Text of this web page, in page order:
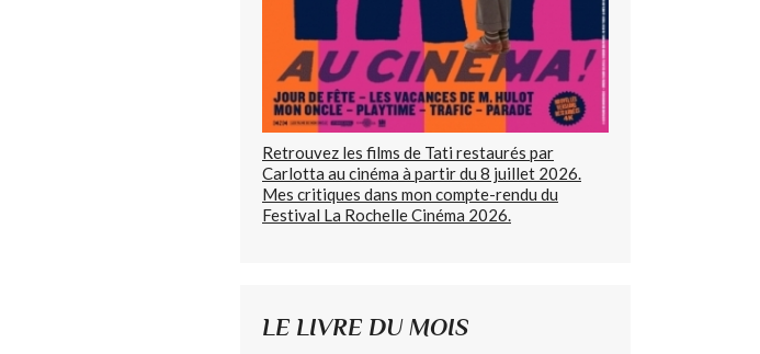
Retrouvez les films de Tati restaurés par
Carlotta au cinéma à partir du 8 juillet 2026.
Mes critiques dans mon compte-rendu du
Festival La Rochelle Cinéma 2026.
LE LIVRE DU MOIS